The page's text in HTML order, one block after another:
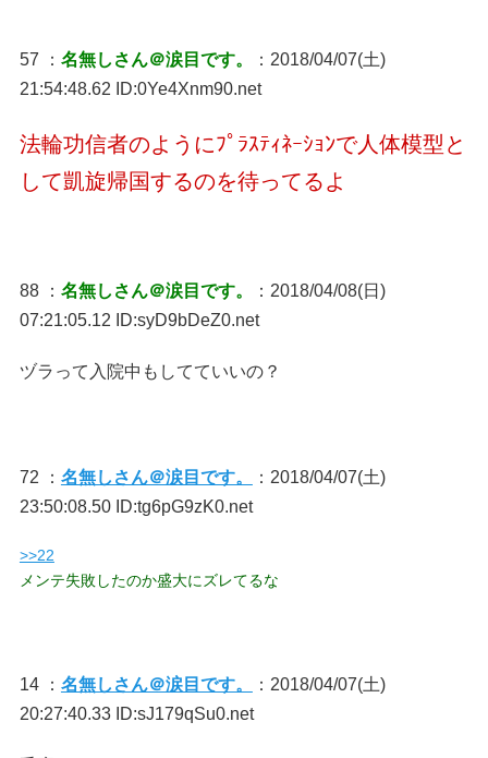
57 ： 名無しさん＠涙目です。
：2018/04/07(土)
21:54:48.62 ID:0Ye4Xnm90.net
法輪功信者のようにﾌﾟﾗｽﾃｨﾈｰｼｮﾝで人体模型と
して凱旋帰国するのを待ってるよ
88 ： 名無しさん＠涙目です。
：2018/04/08(日)
07:21:05.12 ID:syD9bDeZ0.net
ヅラって入院中もしてていいの？
72 ： 名無しさん＠涙目です。
：2018/04/07(土)
23:50:08.50 ID:tg6pG9zK0.net
>>22
メンテ失敗したのか盛大にズレてるな
14 ： 名無しさん＠涙目です。
：2018/04/07(土)
20:27:40.33 ID:sJ179qSu0.net